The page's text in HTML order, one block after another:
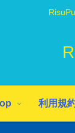
利用規